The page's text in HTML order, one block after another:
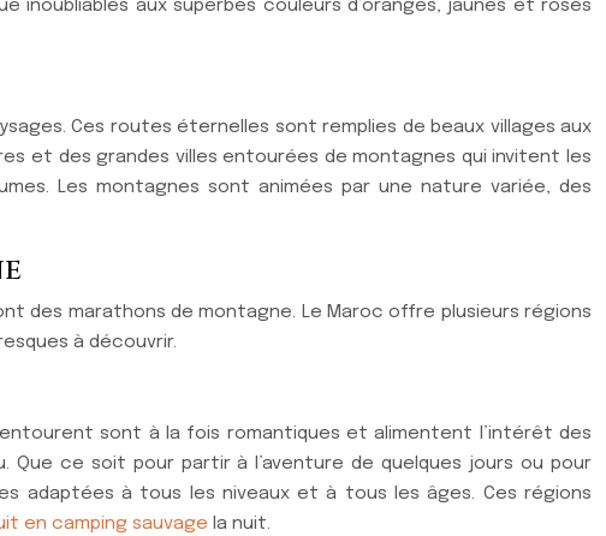
aux superbes couleurs d’oranges, jaunes et roses
Ces routes éternelles sont remplies de beaux villages aux
et des grandes villes entourées de montagnes qui invitent les
Les montagnes sont animées par une nature variée, des
des marathons de montagne. Le Maroc offre plusieurs régions
à découvrir.
sont à la fois romantiques et alimentent l’intérêt des
ce soit pour partir à l’aventure de quelques jours ou pour
adaptées à tous les niveaux et à tous les âges. Ces régions
en camping sauvage la nuit.